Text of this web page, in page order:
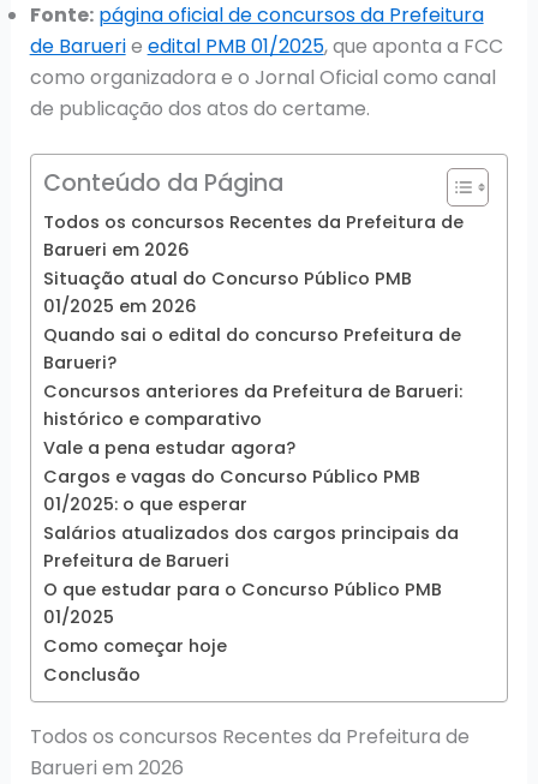
Fonte: página oficial de concursos da Prefeitura
de Baruerie edital PMB 01/2025, que aponta a FCC
como organizadora e o Jornal Oficial como canal
de publicação dos atos do certame.
Conteúdo da Página
Todos os concursos Recentes da Prefeitura de
Barueri em 2026
Situação atual do Concurso Público PMB
01/2025 em 2026
Quando sai o edital do concurso Prefeitura de
Barueri?
Concursos anteriores da Prefeitura de Barueri:
histórico e comparativo
Vale a pena estudar agora?
Cargos e vagas do Concurso Público PMB
01/2025: o que esperar
Salários atualizados dos cargos principais da
Prefeitura de Barueri
O que estudar para o Concurso Público PMB
01/2025
Como começar hoje
Conclusão
Todos os concursos Recentes da Prefeitura de
Barueri em 2026